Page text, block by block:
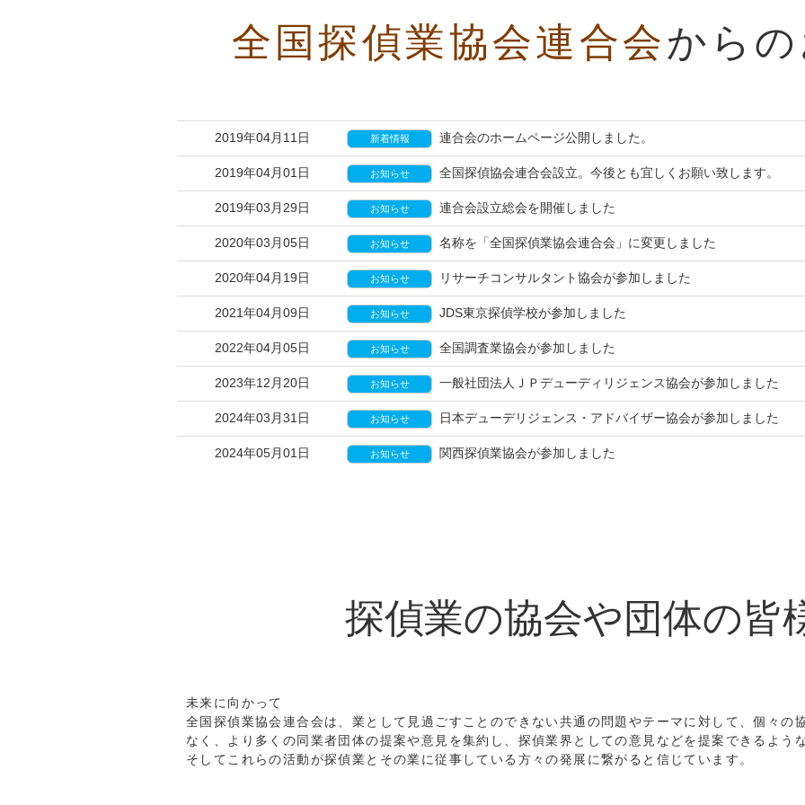
全国探偵業協会連合会から
2019年04月11日 新着情報 連合会のホームページ公開しました。
2019年04月01日 お知らせ 全国探偵協会連合会設立。今後とも宜しくお願い致します。
2019年03月29日 お知らせ 連合会設立総会を開催しました
2020年03月05日 お知らせ 名称を「全国探偵業協会連合会」に変更しました
2020年04月19日 お知らせ リサーチコンサルタント協会が参加しました
2021年04月09日 お知らせ JDS東京探偵学校が参加しました
2022年04月05日 お知らせ 全国調査業協会が参加しました
2023年12月20日 お知らせ 一般社団法人ＪＰデューディリジェンス協会が参加しました
2024年03月31日 お知らせ 日本デューデリジェンス・アドバイザー協会が参加しました
2024年05月01日 お知らせ 関西探偵業協会が参加しました
探偵業の協会や団体の皆
未来に向かって
全国探偵業協会連合会は、業として見過ごすことのできない共通の問題やテーマに対して、個々の
なく、より多くの同業者団体の提案や意見を集約し、探偵業界としての意見などを提案できるよう
そしてこれらの活動が探偵業とその業に従事している方々の発展に繋がると信じています。